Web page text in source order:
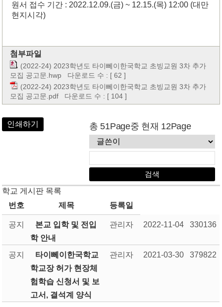
원서 접수 기간 : 2022.12.09.(금) ~ 12.15.(목) 12:00 (대만
현지시각)
첨부파일
(2022-24) 2023학년도 타이뻬이한국학교 초빙교원 3차 추가
모집 공고문.hwp 다운로드 수 : [ 62 ]
(2022-24) 2023학년도 타이뻬이한국학교 초빙교원 3차 추가
모집 공고문.pdf 다운로드 수 : [ 104 ]
인쇄하기 총 51Page중 현재 12Page
학교 게시판 목록
번호
제목 등록일
공지
본교 입학 및 전입
학 안내
관리자 2022-11-04 330136
공지
타이뻬이한국학교
학교장 허가 현장체
험학습 신청서 및 보
고서, 결석계 양식
관리자 2021-03-30 379822